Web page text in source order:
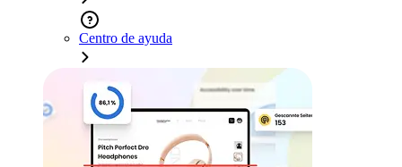
Centro de ayuda